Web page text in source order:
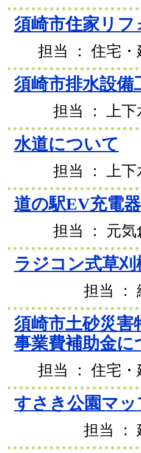
須崎市住家リ
担当 ： 住宅・
須崎市排水設備
担当 ： 上下
水道について
担当 ： 上下
道の駅EV充電
担当 ： 元気
ラジコン式草
担当 ：
須崎市土砂災害
事業費補助金に
担当 ： 住宅・
すさき公園マッ
担当 ：